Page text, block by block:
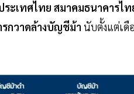
ระเทศไทย สมาคมธนาคารไท
รกวาดล้างบัญชีม้า นับตั้งแต่เดื